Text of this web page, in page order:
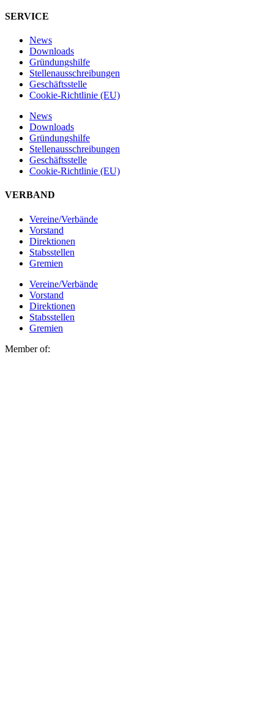
SERVICE
News
Downloads
Gründungshilfe
Stellen­ausschreibungen
Geschäftsstelle
Cookie-Richtlinie (EU)
News
Downloads
Gründungshilfe
Stellen­ausschreibungen
Geschäftsstelle
Cookie-Richtlinie (EU)
VERBAND
Vereine/Verbände
Vorstand
Direktionen
Stabsstellen
Gremien
Vereine/Verbände
Vorstand
Direktionen
Stabsstellen
Gremien
Member of: